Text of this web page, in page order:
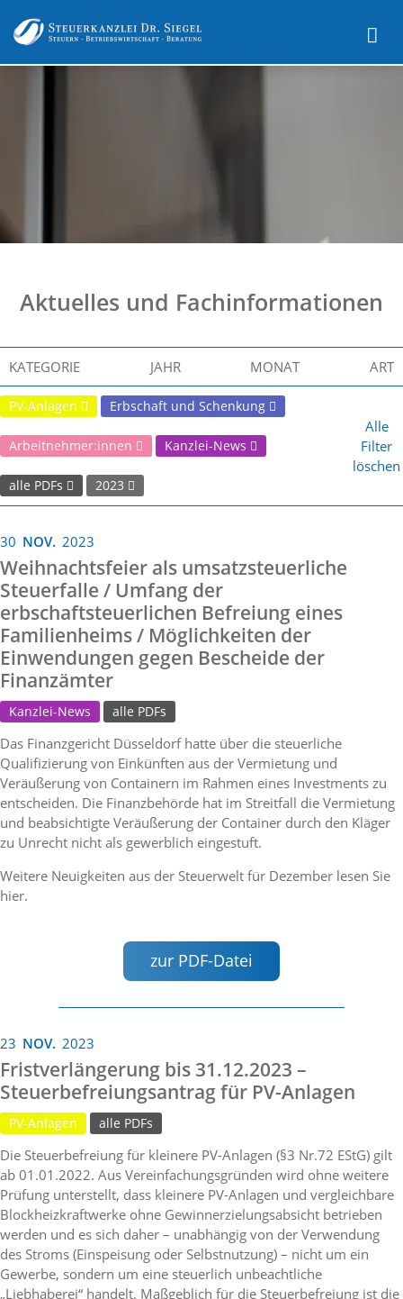
Aktuelles und Fachinformationen
KATEGORIE JAHR MONAT ART
PV-Anlagen Erbschaft und Schenkung
Arbeitnehmer:innen Kanzlei-News
alle PDFs 2023
Alle
Filter
löschen
30 NOV. 2023
Weihnachtsfeier als umsatzsteuerliche
Steuerfalle / Umfang der
erbschaftsteuerlichen Befreiung eines
Familienheims / Möglichkeiten der
Einwendungen gegen Bescheide der
Finanzämter
Kanzlei-News alle PDFs
Das Finanzgericht Düsseldorf hatte über die steuerliche
Qualifizierung von Einkünften aus der Vermietung und
Veräußerung von Containern im Rahmen eines Investments zu
entscheiden. Die Finanzbehörde hat im Streitfall die Vermietung
und beabsichtigte Veräußerung der Container durch den Kläger
zu Unrecht nicht als gewerblich eingestuft.
Weitere Neuigkeiten aus der Steuerwelt für Dezember lesen Sie
hier.
zur PDF-Datei
23 NOV. 2023
Fristverlängerung bis 31.12.2023 –
Steuerbefreiungsantrag für PV-Anlagen
PV-Anlagen alle PDFs
Die Steuerbefreiung für kleinere PV-Anlagen (§3 Nr.72 EStG) gilt
ab 01.01.2022. Aus Vereinfachungsgründen wird ohne weitere
Prüfung unterstellt, dass kleinere PV-Anlagen und vergleichbare
Blockheizkraftwerke ohne Gewinnerzielungsabsicht betrieben
werden und es sich daher – unabhängig von der Verwendung
des Stroms (Einspeisung oder Selbstnutzung) – nicht um ein
Gewerbe, sondern um eine steuerlich unbeachtliche
„Liebhaberei“ handelt. Maßgeblich für die Steuerbefreiung ist die